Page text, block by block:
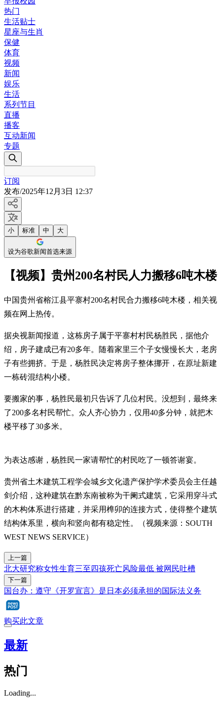
热门
生活贴士
星座与生肖
保健
体育
视频
新闻
娱乐
生活
系列节目
直播
播客
互动新闻
专题
订阅
发布/2025年12月3日 12:37
小 标准 中 大
设为谷歌新闻首选来源
【视频】贵州200名村民人力搬移6吨木楼
中国贵州省榕江县平寨村200名村民合力搬移6吨木楼，相关视
频在网上热传。
据央视新闻报道，这栋房子属于平寨村村民杨胜民，据他介
绍，房子建成已有20多年。随着家里三个子女慢慢长大，老房
子有些拥挤。于是，杨胜民决定将房子整体挪开，在原址新建
一栋砖混结构小楼。
要搬家的事，杨胜民最初只告诉了几位村民。没想到，最终来
了200多名村民帮忙。众人齐心协力，仅用40多分钟，就把木
楼平移了30多米。
为表达感谢，杨胜民一家请帮忙的村民吃了一顿答谢宴。
贵州省土木建筑工程学会城乡文化遗产保护学术委员会主任越
剑介绍，这种建筑在黔东南被称为干阑式建筑，它采用穿斗式
的木构体系进行搭建，并采用榫卯的连接方式，使得整个建筑
结构体系里，横向和竖向都有稳定性。（视频来源：SOUTH
WEST NEWS SERVICE）
上一篇
北大研究称女性生育三至四孩死亡风险最低 被网民吐槽
下一篇
国台办：遵守《开罗宣言》是日本必须承担的国际法义务
购买此文章
最新
热门
Loading...